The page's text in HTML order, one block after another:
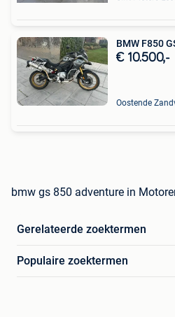
BMW F850
€ 10.500,-
bmw gs 850 adventure in
Gerelateerde zoektermen
Populaire zoektermen